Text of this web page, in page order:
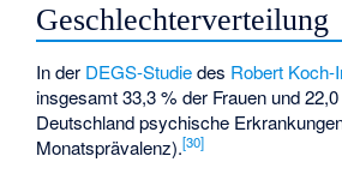
Geschlechterverteilung
In der DEGS-Studiedes Robert Koch-
insgesamt 33,3 % der Frauen und
Deutschland psychische
Monatsprävalenz).[30]